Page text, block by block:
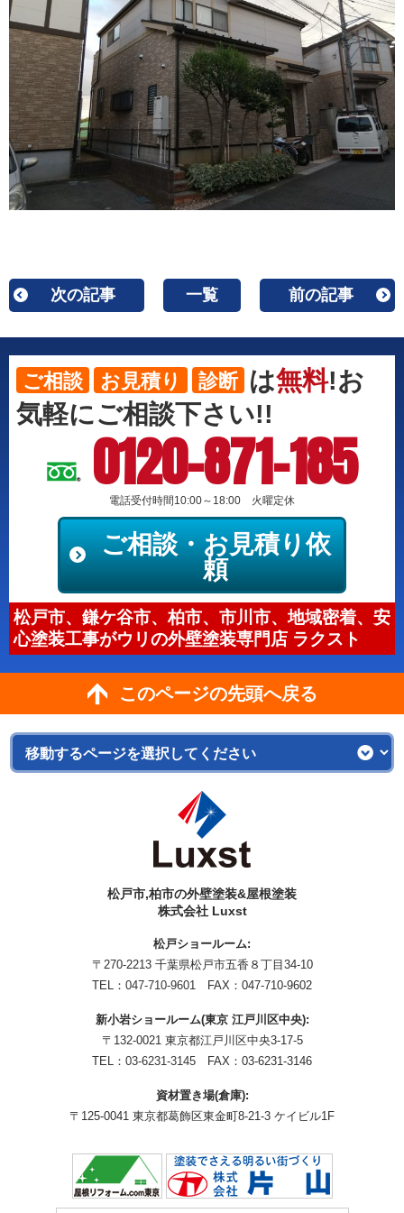
次の記事 一覧 前の記事
ご相談 お見積り 診断 は無料!お
気軽にご相談下さい!!
0120-871-185
電話受付時間10:00～18:00 火曜定休
ご相談・お見積り依
頼
松戸市、鎌ケ谷市、柏市、市川市、地域密着、安
心塗装工事がウリの外壁塗装専門店 ラクスト
このページの先頭へ戻る
松戸市,柏市の外壁塗装&屋根塗装
株式会社 Luxst
松戸ショールーム:
〒270-2213 千葉県松戸市五香８丁目34-10
TEL： 047-710-9601 FAX：047-710-9602
新小岩ショールーム(東京 江戸川区中央):
〒132-0021 東京都江戸川区中央3-17-5
TEL： 03-6231-3145 FAX：03-6231-3146
資材置き場(倉庫):
〒125-0041 東京都葛飾区東金町8-21-3 ケイビル1F